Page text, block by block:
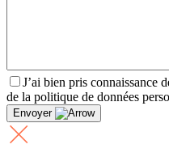
J’ai bien pris connaissance
de la politique de données
Envoyer